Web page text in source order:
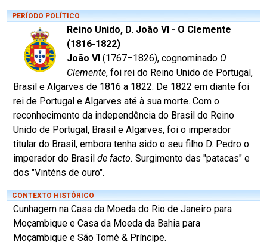
PERÍODO POLÍTICO
Reino Unido, D. João VI - O Clemente
(1816-1822)
João VI (1767–1826), cognominado O
Clemente, foi rei do Reino Unido de Portugal,
Brasil e Algarves de 1816 a 1822. De 1822 em diante foi
rei de Portugal e Algarves até à sua morte. Com o
reconhecimento da independência do Brasil do Reino
Unido de Portugal, Brasil e Algarves, foi o imperador
titular do Brasil, embora tenha sido o seu filho D. Pedro o
imperador do Brasil de facto. Surgimento das "patacas" e
dos "Vinténs de ouro".
CONTEXTO HISTÓRICO
Cunhagem na Casa da Moeda do Rio de Janeiro para
Moçambique e Casa da Moeda da Bahia para
Moçambique e São Tomé & Príncipe.